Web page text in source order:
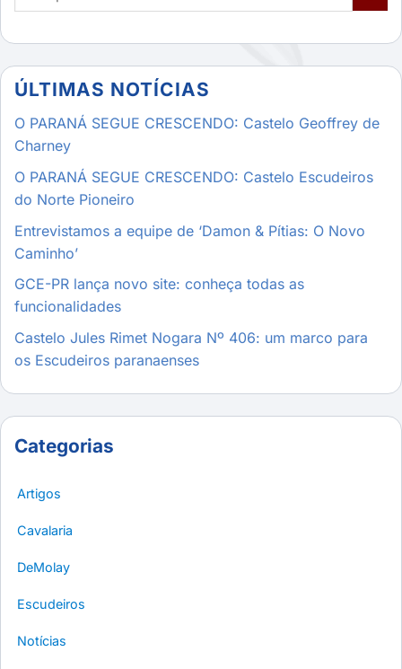
ÚLTIMAS NOTÍCIAS
O PARANÁ SEGUE CRESCENDO: Castelo Geoffrey de
Charney
O PARANÁ SEGUE CRESCENDO: Castelo Escudeiros
do Norte Pioneiro
Entrevistamos a equipe de ‘Damon & Pítias: O Novo
Caminho’
GCE-PR lança novo site: conheça todas as
funcionalidades
Castelo Jules Rimet Nogara Nº 406: um marco para
os Escudeiros paranaenses
Categorias
Artigos
Cavalaria
DeMolay
Escudeiros
Notícias